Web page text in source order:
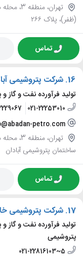
تهران،
(ظفر)، پلاک ۲۶۶
تماس
16. شرکت پتروشیمی
تولید فرآورده نفت و گاز
021-22253010
petro.com
ساختمان پتروشیمی آبادان
تماس
17. شرکت پتروشیمی
تولید فرآورده نفت و گاز
پتروشیمی
021-22816103~5